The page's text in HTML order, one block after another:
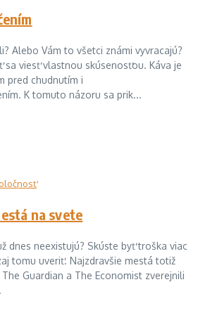
Alebo Vám to všetci známi vyvracajú?
sa viesť vlastnou skúsenosťou. Káva je
pred chudnutím i
K tomuto názoru sa prik...
na svete
dnes neexistujú? Skúste byť troška viac
tomu uveriť. Najzdravšie mestá totiž
Guardian a The Economist zverejnili